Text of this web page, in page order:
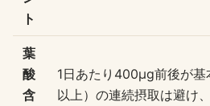
ト
葉
酸
含
1日あたり400μg前後が
以上）の連続摂取は避け